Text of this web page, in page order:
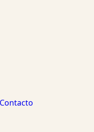
Contacto